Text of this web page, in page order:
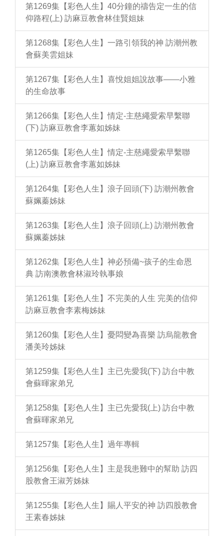
第1269集【彩色人生】40分鐘的禱告定一生的信
仰路程(上) 訪麻豆教會林佳賢姐妹
第1268集【彩色人生】一路引領我的神 訪潮州教
會蘇美雲姐妹
第1267集【彩色人生】喜悅姐姐說故事——小雅
的生命故事
第1266集【彩色人生】情定-主慈繩愛索早繫聯
(下) 訪麻豆教會李蕙如姊妹
第1265集【彩色人生】情定-主慈繩愛索早繫聯
(上) 訪麻豆教會李蕙如姊妹
第1264集【彩色人生】浪子回頭(下) 訪潮州教會
蘇姵蓁姊妹
第1263集【彩色人生】浪子回頭(上) 訪潮州教會
蘇姵蓁姊妹
第1262集【彩色人生】神必預備~孩子的生命恩
典 訪南澳教會林淑玲執事娘
第1261集【彩色人生】不完美的人生 完美的信仰
訪麻豆教會李素梅姊妹
第1260集【彩色人生】憂悶變為喜樂 訪烏龍教會
潘美玲姊妹
第1259集【彩色人生】主已先愛我(下) 訪台中教
會蘇暉家弟兄
第1258集【彩色人生】主已先愛我(上) 訪台中教
會蘇暉家弟兄
第1257集【彩色人生】過年專輯
第1256集【彩色人生】主是我患難中的幫助 訪四
股教會王淑芳姊妹
第1255集【彩色人生】賜人平安的神 訪四股教會
王素春姊妹